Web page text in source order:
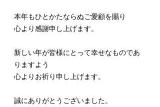
本年もひとかたならぬご愛顧を賜り
心より感謝申し上げます。
新しい年が皆様にとって幸せなものであ
りますよう
心よりお祈り申し上げます。
誠にありがとうございました。